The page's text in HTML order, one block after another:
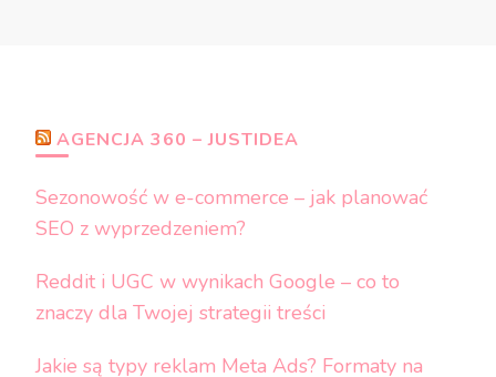
AGENCJA 360 – JUSTIDEA
Sezonowość w e-commerce – jak planować
SEO z wyprzedzeniem?
Reddit i UGC w wynikach Google – co to
znaczy dla Twojej strategii treści
Jakie są typy reklam Meta Ads? Formaty na